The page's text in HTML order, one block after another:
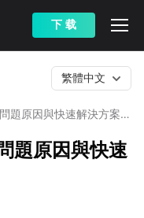
下 载
題原因與快速解決方案大
繁體中文
題原因與快速